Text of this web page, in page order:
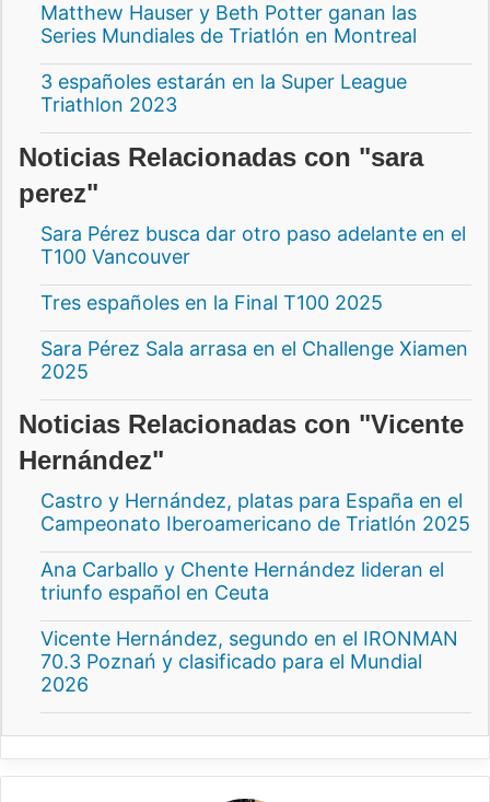
Matthew Hauser y Beth Potter ganan las
Series Mundiales de Triatlón en Montreal
3 españoles estarán en la Super League
Triathlon 2023
Noticias Relacionadas con "sara
perez"
Sara Pérez busca dar otro paso adelante en el
T100 Vancouver
Tres españoles en la Final T100 2025
Sara Pérez Sala arrasa en el Challenge Xiamen
2025
Noticias Relacionadas con "Vicente
Hernández"
Castro y Hernández, platas para España en el
Campeonato Iberoamericano de Triatlón 2025
Ana Carballo y Chente Hernández lideran el
triunfo español en Ceuta
Vicente Hernández, segundo en el IRONMAN
70.3 Poznań y clasificado para el Mundial
2026